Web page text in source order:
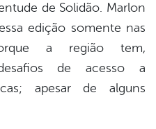
de Solidão. Marlon
edição somente nas
a região tem,
de acesso a
apesar de alguns